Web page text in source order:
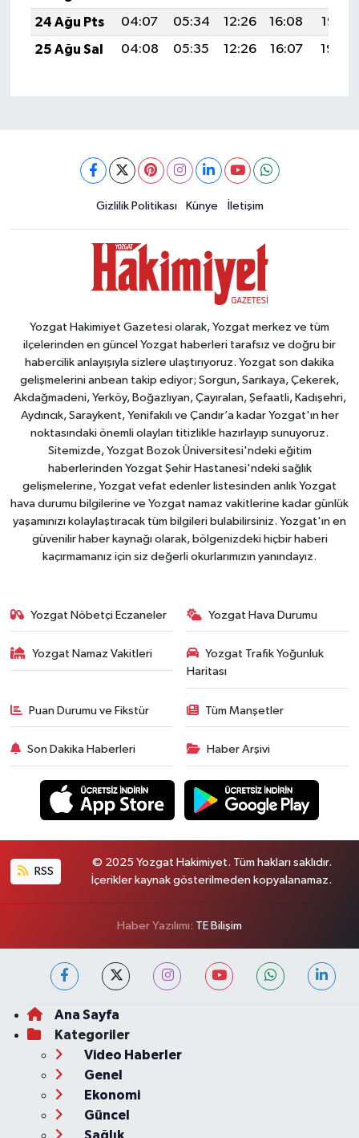
24 Ağu Pts
04:07 05:34 12:26 16:08
19:07
25 Ağu Sal
04:08 05:35 12:26 16:07 19:06
Gizlilik Politikası Künye İletişim
Yozgat Hakimiyet Gazetesi olarak, Yozgat merkez ve tüm
ilçelerinden en güncel Yozgat haberleri tarafsız ve doğru bir
habercilik anlayışıyla sizlere ulaştırıyoruz. Yozgat son dakika
gelişmelerini anbean takip ediyor; Sorgun, Sarıkaya, Çekerek,
Akdağmadeni, Yerköy, Boğazlıyan, Çayıralan, Şefaatli, Kadışehri,
Aydıncık, Saraykent, Yenifakılı ve Çandır’a kadar Yozgat'ın her
noktasındaki önemli olayları titizlikle hazırlayıp sunuyoruz.
Sitemizde, Yozgat Bozok Üniversitesi'ndeki eğitim
haberlerinden Yozgat Şehir Hastanesi'ndeki sağlık
gelişmelerine, Yozgat vefat edenler listesinden anlık Yozgat
hava durumu bilgilerine ve Yozgat namaz vakitlerine kadar günlük
yaşamınızı kolaylaştıracak tüm bilgileri bulabilirsiniz. Yozgat'ın en
güvenilir haber kaynağı olarak, bölgenizdeki hiçbir haberi
kaçırmamanız için siz değerli okurlarımızın yanındayız.
Yozgat Nöbetçi Eczaneler Yozgat Hava Durumu
Yozgat Namaz Vakitleri
Yozgat Trafik Yoğunluk
Haritası
Puan Durumu ve Fikstür Tüm Manşetler
Son Dakika Haberleri Haber Arşivi
RSS
© 2025 Yozgat Hakimiyet. Tüm hakları saklıdır.
İçerikler kaynak gösterilmeden kopyalanamaz.
Haber Yazılımı: TE Bilişim
Ana Sayfa
Kategoriler
Video Haberler
Genel
Ekonomi
Güncel
Sağlık